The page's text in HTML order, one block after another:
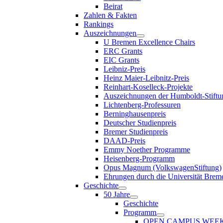
Beirat
Zahlen & Fakten
Rankings
Auszeichnungen
U Bremen Excellence Chairs
ERC Grants
EIC Grants
Leibniz-Preis
Heinz Maier-Leibnitz-Preis
Reinhart-Koselleck-Projekte
Auszeichnungen der Humboldt-
Lichtenberg-Professuren
Berninghausenpreis
Deutscher Studienpreis
Bremer Studienpreis
DAAD-Preis
Emmy Noether Programme
Heisenberg-Programm
Opus Magnum (VolkswagenStiftung)
Ehrungen durch die Universität
Geschichte
50 Jahre
Geschichte
Programm
OPEN CAMPUS